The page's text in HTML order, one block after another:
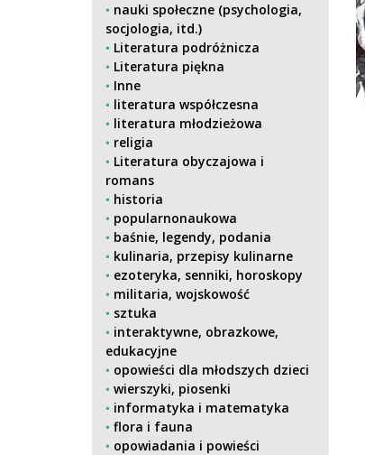
nauki społeczne (psychologia,
socjologia, itd.)
Literatura podróżnicza
Literatura piękna
Inne
literatura współczesna
literatura młodzieżowa
religia
Literatura obyczajowa i
romans
historia
popularnonaukowa
baśnie, legendy, podania
kulinaria, przepisy kulinarne
ezoteryka, senniki, horoskopy
militaria, wojskowość
sztuka
interaktywne, obrazkowe,
edukacyjne
opowieści dla młodszych dzieci
wierszyki, piosenki
informatyka i matematyka
flora i fauna
opowiadania i powieści